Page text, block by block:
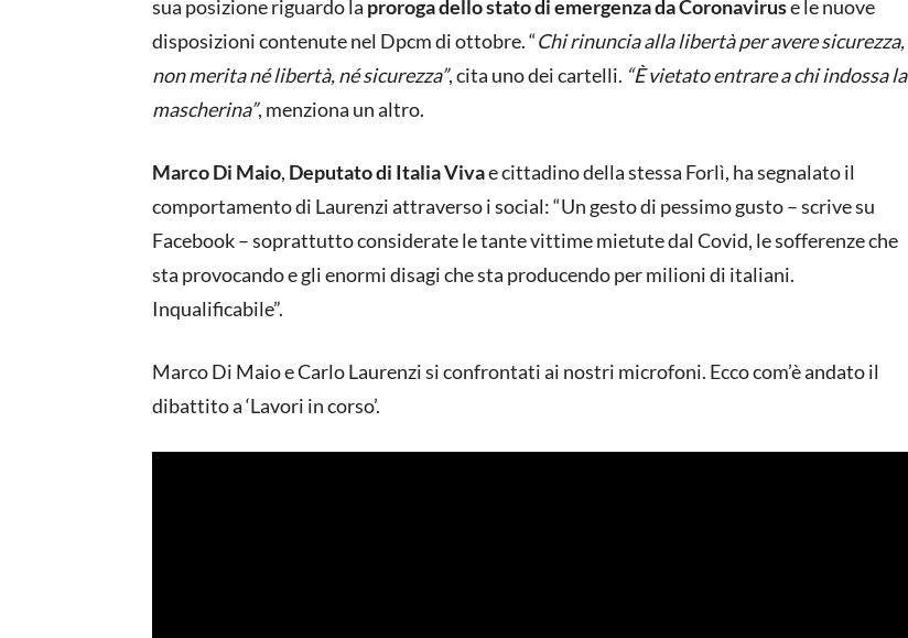
sua posizione riguardo la proroga dello stato di emergenza daCoronaviruse le nuove
disposizioni contenute nel Dpcm di ottobre. “Chi rinuncia alla libertà per avere sicurezza,
non merita né libertà, né sicurezza”, cita uno dei cartelli. “È vietato entrare a chi indossa la
mascherina”, menziona un altro.
Marco Di Maio, Deputato di Italia Vivae cittadino della stessa Forlì, ha segnalato il
comportamento di Laurenzi attraverso i social: “Un gesto di pessimo gusto – scrive su
Facebook – soprattutto considerate le tante vittime mietute dal Covid, le sofferenze che
sta provocando e gli enormi disagi che sta producendo per milioni di italiani.
Inqualificabile”.
Marco Di Maio e Carlo Laurenzi si confrontati ai nostri microfoni. Ecco com’è andato il
dibattito a ‘Lavori in corso’.